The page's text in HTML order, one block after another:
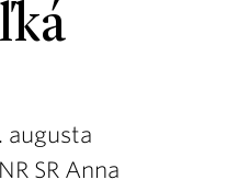
augusta
SR Anna